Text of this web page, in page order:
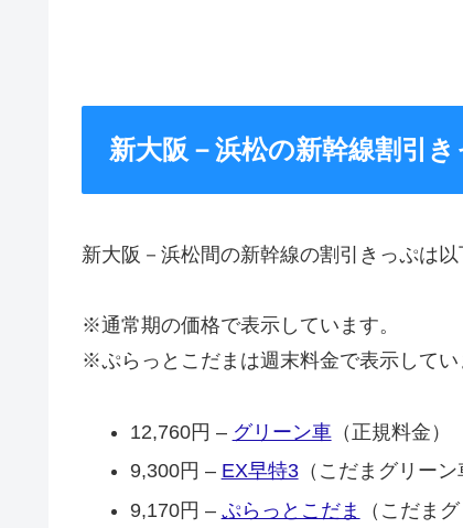
新大阪－浜松の新幹線割引
新大阪－浜松間の新幹線の割引きっぷは
※通常期の価格で表示しています。
※ぷらっとこだまは週末料金で表示してい
12,760円 – グリーン車（正規料金）
9,300円 – EX早特3（こだまグリーン
9,170円 – ぷらっとこだま
（こだま